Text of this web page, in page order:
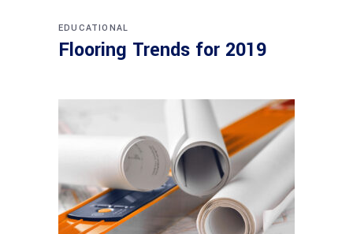
EDUCATIONAL
Flooring Trends for 2019